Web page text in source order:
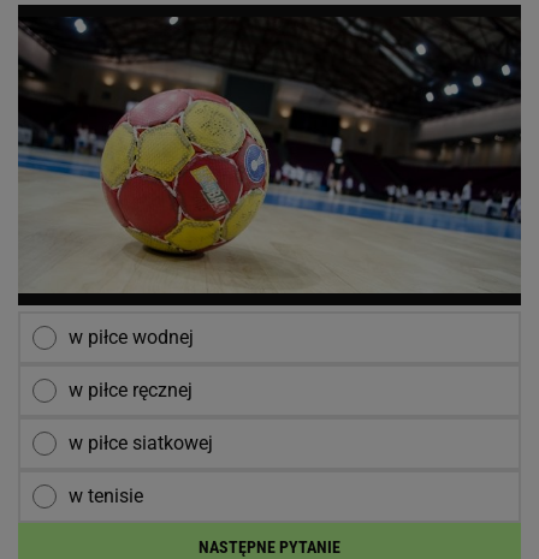
w piłce wodnej
w piłce ręcznej
w piłce siatkowej
w tenisie
NASTĘPNE PYTANIE